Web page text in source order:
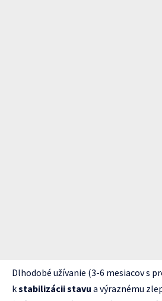
Dlhodobé užívanie (3-6 mesiacov s
kstabilizácii stavu a výraznému